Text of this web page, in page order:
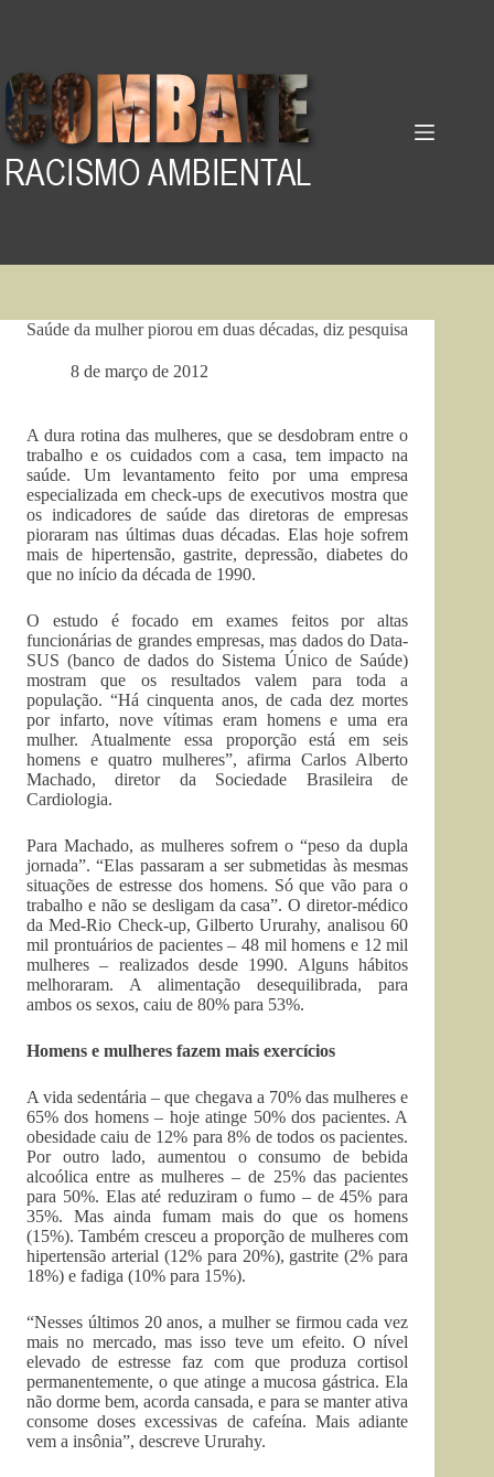
Saúde da mulher piorou em duas décadas, diz pesquisa
8 de março de 2012
A dura rotina das mulheres, que se desdobram entre o
trabalho e os cuidados com a casa, tem impacto na
saúde. Um levantamento feito por uma empresa
especializada em check-ups de executivos mostra que
os indicadores de saúde das diretoras de empresas
pioraram nas últimas duas décadas. Elas hoje sofrem
mais de hipertensão, gastrite, depressão, diabetes do
que no início da década de 1990.
O estudo é focado em exames feitos por altas
funcionárias de grandes empresas, mas dados do Data-
SUS (banco de dados do Sistema Único de Saúde)
mostram que os resultados valem para toda a
população. “Há cinquenta anos, de cada dez mortes
por infarto, nove vítimas eram homens e uma era
mulher. Atualmente essa proporção está em seis
homens e quatro mulheres”, afirma Carlos Alberto
Machado, diretor da Sociedade Brasileira de
Cardiologia.
Para Machado, as mulheres sofrem o “peso da dupla
jornada”. “Elas passaram a ser submetidas às mesmas
situações de estresse dos homens. Só que vão para o
trabalho e não se desligam da casa”. O diretor-médico
da Med-Rio Check-up, Gilberto Ururahy, analisou 60
mil prontuários de pacientes – 48 mil homens e 12 mil
mulheres – realizados desde 1990. Alguns hábitos
melhoraram. A alimentação desequilibrada, para
ambos os sexos, caiu de 80% para 53%.
Homens e mulheres fazem mais exercícios
A vida sedentária – que chegava a 70% das mulheres e
65% dos homens – hoje atinge 50% dos pacientes. A
obesidade caiu de 12% para 8% de todos os pacientes.
Por outro lado, aumentou o consumo de bebida
alcoólica entre as mulheres – de 25% das pacientes
para 50%. Elas até reduziram o fumo – de 45% para
35%. Mas ainda fumam mais do que os homens
(15%). Também cresceu a proporção de mulheres com
hipertensão arterial (12% para 20%), gastrite (2% para
18%) e fadiga (10% para 15%).
“Nesses últimos 20 anos, a mulher se firmou cada vez
mais no mercado, mas isso teve um efeito. O nível
elevado de estresse faz com que produza cortisol
permanentemente, o que atinge a mucosa gástrica. Ela
não dorme bem, acorda cansada, e para se manter ativa
consome doses excessivas de cafeína. Mais adiante
vem a insônia”, descreve Ururahy.